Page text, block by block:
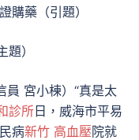
購藥（引題）
）
員 宮小棟）“真是太
診所 日，威海市平易
病新竹 高血壓院就